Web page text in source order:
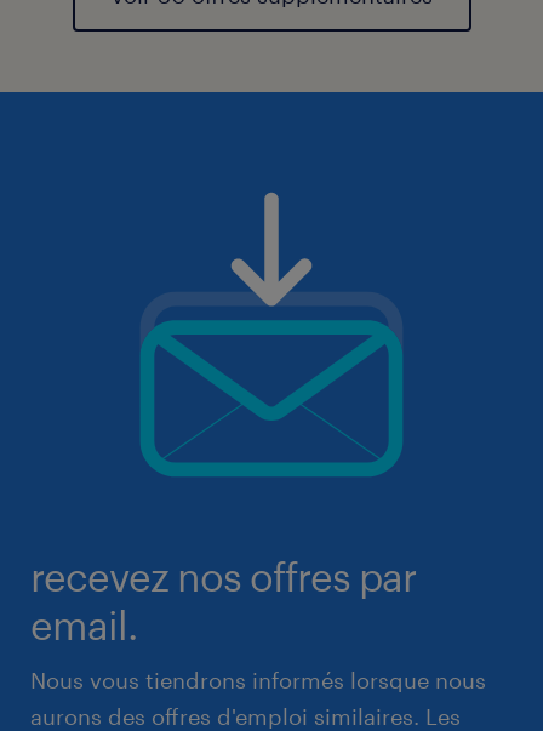
recevez nos offres par
email.
Nous vous tiendrons informés lorsque nous
aurons des offres d'emploi similaires. Les